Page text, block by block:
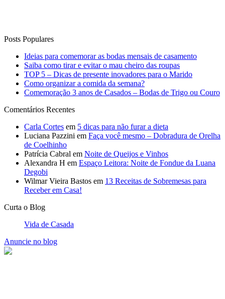
Posts Populares
Ideias para comemorar as bodas mensais de casamento
Saiba como tirar e evitar o mau cheiro das roupas
TOP 5 – Dicas de presente inovadores para o Marido
Como organizar a comida da semana?
Comemoração 3 anos de Casados – Bodas de Trigo ou Couro
Comentários Recentes
Carla Cortes em 5 dicas para não furar a dieta
Luciana Pazzini em Faça você mesmo – Dobradura de Orelha
de Coelhinho
Patrícia Cabral em Noite de Queijos e Vinhos
Alexandra H em Espaço Leitora: Noite de Fondue da Luana
Degobi
Wilmar Vieira Bastos em 13 Receitas de Sobremesas para
Receber em Casa!
Curta o Blog
Vida de Casada
Anuncie no blog